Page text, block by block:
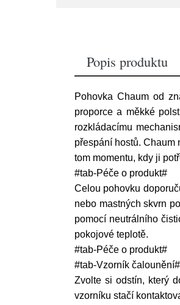
Popis produktu
Pohovka Chaum od
proporce a měkké
rozkládacímu
přespání hostů. Chaum
tom momentu, kdy ji
#tab-Péče o produkt#
Celou pohovku
nebo mastných skvrn
pomocí neutrálního
pokojové teplotě.
#tab-Péče o produkt#
#tab-Vzorník čalounění#
Zvolte si odstín, který
vzorníku stačí